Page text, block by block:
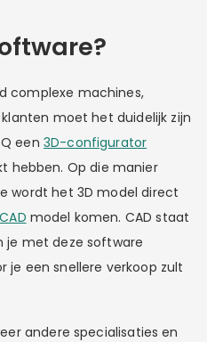
complexe machines,
moet het duidelijk zijn
een 3D-configurator
hebben. Op die manier
wordt het 3D model direct
CAD model komen. CAD staat
je met deze software
je een snellere verkoop zult
andere specialisaties en